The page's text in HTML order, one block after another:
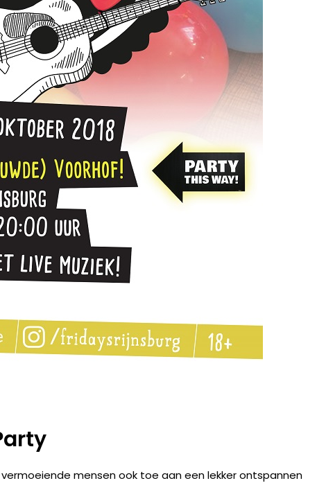
mensen ook toe aan een lekker ontspannen